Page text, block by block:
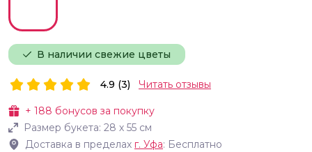
В наличии свежие цветы
+ 188 бонусов за покупку
Размер букета: 28 х 55 см
Доставка в пределах г. Уфа: Бесплатно
4.9 (3) Читать отзывы